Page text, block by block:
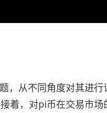
，从不同角度对其进
着，对pi币在交易市